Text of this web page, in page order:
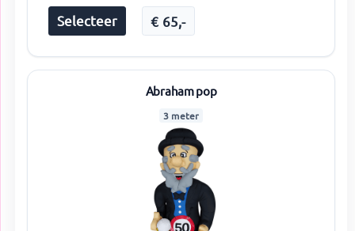
Selecteer € 65,-
Abraham pop
3 meter